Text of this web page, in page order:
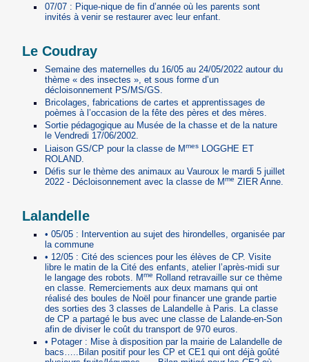
07/07 : Pique-nique de fin d’année où les parents sont
invités à venir se restaurer avec leur enfant.
Le Coudray
Semaine des maternelles du 16/05 au 24/05/2022 autour du
thème « des insectes », et sous forme d’un
décloisonnement PS/MS/GS.
Bricolages, fabrications de cartes et apprentissages de
poèmes à l’occasion de la fête des pères et des mères.
Sortie pédagogique au Musée de la chasse et de la nature
le Vendredi 17/06/2002.
Liaison GS/CP pour la classe de MmesLOGGHE ET
ROLAND.
Défis sur le thème des animaux au Vauroux le mardi 5 juillet
2022 - Décloisonnement avec la classe de Mme ZIER Anne.
Lalandelle
• 05/05 : Intervention au sujet des hirondelles, organisée par
la commune
• 12/05 : Cité des sciences pour les élèves de CP. Visite
libre le matin de la Cité des enfants, atelier l’après-midi sur
le langage des robots. Mme
Rolland retravaille sur ce thème
en classe. Remerciements aux deux mamans qui ont
réalisé des boules de Noël pour financer une grande partie
des sorties des 3 classes de Lalandelle à Paris. La classe
de CP a partagé le bus avec une classe de Lalande-en-Son
afin de diviser le coût du transport de 970 euros.
• Potager : Mise à disposition par la mairie de Lalandelle de
bacs…..Bilan positif pour les CP et CE1 qui ont déjà goûté